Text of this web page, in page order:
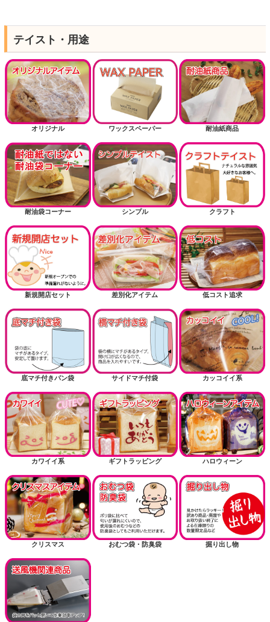
テイスト・用途
オリジナル ワックスペーパー 耐油紙商品
耐油袋コーナー シンプル クラフト
新規開店セット 差別化アイテム 低コスト追求
底マチ付きパン袋 サイドマチ付袋 カッコイイ系
カワイイ系 ギフトラッピング ハロウィーン
クリスマス おむつ袋・防臭袋 掘り出し物